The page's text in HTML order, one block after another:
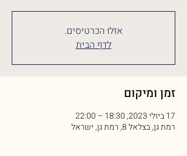
אזלו הכרטיסים.
לדף הבית
זמן ומיקום
17 ביולי 2023, 18:30 – 22:00
רמת גן, בצלאל 8, רמת גן, ישראל